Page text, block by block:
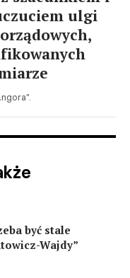
ulgi
być stale
Wajdy”